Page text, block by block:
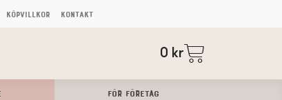
Köpvillkor Kontakt
0 kr
FÖR FÖRETAG